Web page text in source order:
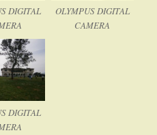
DIGITAL
OLYMPUS DIGITAL
CAMERA
DIGITAL